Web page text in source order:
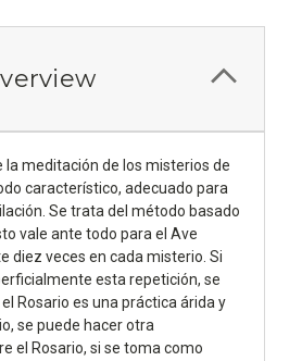
la meditación de los misterios de
característico, adecuado para
Se trata del método basado
vale ante todo para el Ave
diez veces en cada misterio. Si
esta repetición, se
Rosario es una práctica árida y
se puede hacer otra
el Rosario, si se toma como